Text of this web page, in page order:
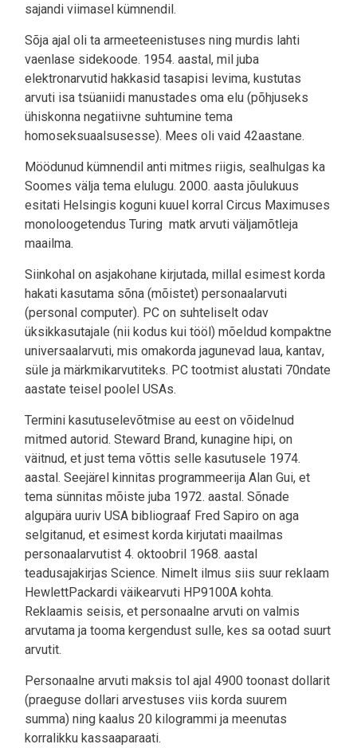
sajandi viimasel kümnendil.
Sõja ajal oli ta armeeteenistuses ning murdis lahti
vaenlase sidekoode. 1954. aastal, mil juba
elektronarvutid hakkasid tasapisi levima, kustutas
arvuti isa tsüaniidi manustades oma elu (põhjuseks
ühiskonna negatiivne suhtumine tema
homoseksuaalsusesse). Mees oli vaid 42aastane.
Möödunud kümnendil anti mitmes riigis, sealhulgas ka
Soomes välja tema elulugu. 2000. aasta jõulukuus
esitati Helsingis koguni kuuel korral Circus Maximuses
monoloogetendus Turing  matk arvuti väljamõtleja
maailma.
Siinkohal on asjakohane kirjutada, millal esimest korda
hakati kasutama sõna (mõistet) personaalarvuti
(personal computer). PC on suhteliselt odav
üksikkasutajale (nii kodus kui tööl) mõeldud kompaktne
universaalarvuti, mis omakorda jagunevad laua, kantav,
süle ja märkmikarvutiteks. PC tootmist alustati 70ndate
aastate teisel poolel USAs.
Termini kasutuselevõtmise au eest on võidelnud
mitmed autorid. Steward Brand, kunagine hipi, on
väitnud, et just tema võttis selle kasutusele 1974.
aastal. Seejärel kinnitas programmeerija Alan Gui, et
tema sünnitas mõiste juba 1972. aastal. Sõnade
algupära uuriv USA bibliograaf Fred Sapiro on aga
selgitanud, et esimest korda kirjutati maailmas
personaalarvutist 4. oktoobril 1968. aastal
teadusajakirjas Science. Nimelt ilmus siis suur reklaam
HewlettPackardi väikearvuti HP9100A kohta.
Reklaamis seisis, et personaalne arvuti on valmis
arvutama ja tooma kergendust sulle, kes sa ootad suurt
arvutit.
Personaalne arvuti maksis tol ajal 4900 toonast dollarit
(praeguse dollari arvestuses viis korda suurem
summa) ning kaalus 20 kilogrammi ja meenutas
korralikku kassaaparaati.